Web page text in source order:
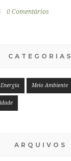
0 Comentários
CATEGORIAS
Energia Meio Ambiente
ARQUIVOS